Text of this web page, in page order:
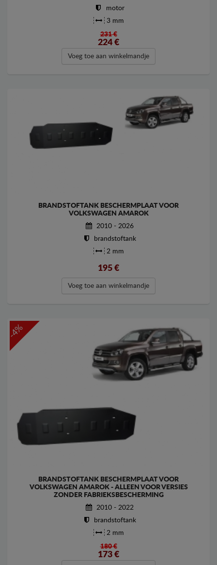
motor
3 mm
231 €
224 €
Voeg toe aan winkelmandje
BRANDSTOFTANK BESCHERMPLAAT VOOR
VOLKSWAGEN AMAROK
2010 - 2026
brandstoftank
2 mm
195 €
Voeg toe aan winkelmandje
-4%
BRANDSTOFTANK BESCHERMPLAAT VOOR
VOLKSWAGEN AMAROK - ALLEEN VOOR VERSIES
ZONDER FABRIEKSBESCHERMING
2010 - 2022
brandstoftank
2 mm
180 €
173 €